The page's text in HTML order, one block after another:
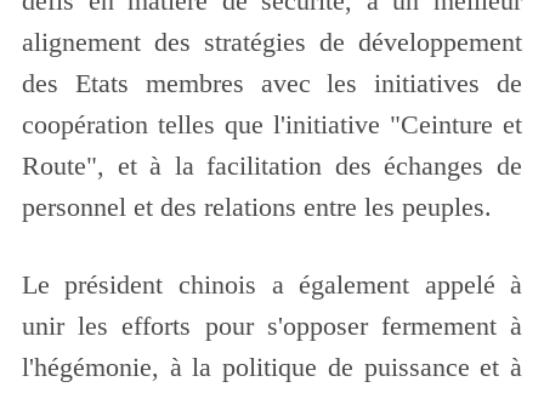
alignement des stratégies de développement
des Etats membres avec les initiatives de
coopération telles que l'initiative "Ceinture et
Route", et à la facilitation des échanges de
personnel et des relations entre les peuples.
Le président chinois a également appelé à
unir les efforts pour s'opposer fermement à
l'hégémonie, à la politique de puissance et à